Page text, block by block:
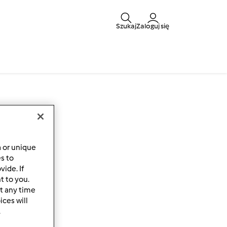
SzukajZaloguj się
or unique
to
If
to you.
any time
will